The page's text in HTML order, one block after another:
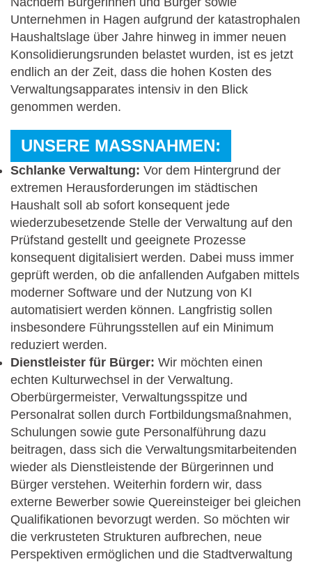
Unternehmen in Hagen aufgrund der katastrophalen
Haushaltslage über Jahre hinweg in immer neuen
Konsolidierungsrunden belastet wurden, ist es jetzt
endlich an der Zeit, dass die hohen Kosten des
Verwaltungsapparates intensiv in den Blick
genommen werden.
UNSERE MASSNAHMEN:
Schlanke Verwaltung: Vor dem Hintergrund der
extremen Herausforderungen im städtischen
Haushalt soll ab sofort konsequent jede
wiederzubesetzende Stelle der Verwaltung auf den
Prüfstand gestellt und geeignete Prozesse
konsequent digitalisiert werden. Dabei muss immer
geprüft werden, ob die anfallenden Aufgaben mittels
moderner Software und der Nutzung von KI
automatisiert werden können. Langfristig sollen
insbesondere Führungsstellen auf ein Minimum
reduziert werden.
Dienstleister für Bürger: Wir möchten einen
echten Kulturwechsel in der Verwaltung.
Oberbürgermeister, Verwaltungsspitze und
Personalrat sollen durch Fortbildungsmaßnahmen,
Schulungen sowie gute Personalführung dazu
beitragen, dass sich die Verwaltungsmitarbeitenden
wieder als Dienstleistende der Bürgerinnen und
Bürger verstehen. Weiterhin fordern wir, dass
externe Bewerber sowie Quereinsteiger bei gleichen
Qualifikationen bevorzugt werden. So möchten wir
die verkrusteten Strukturen aufbrechen, neue
Perspektiven ermöglichen und die Stadtverwaltung